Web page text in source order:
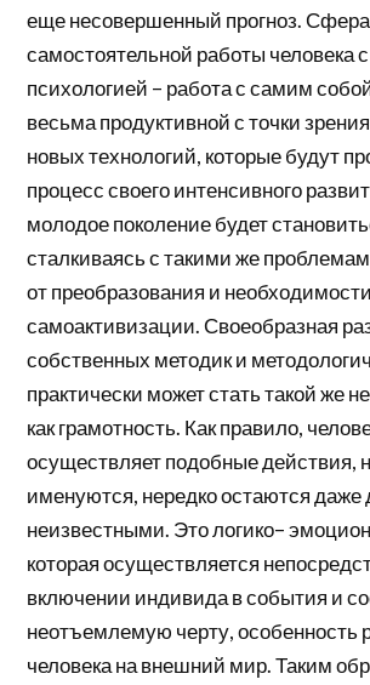
еще несовершенный прогноз. Сфера
самостоятельной работы человека
психологией – работа с самим
весьма продуктивной с точки
новых технологий, которые будут
процесс своего интенсивного
молодое поколение будет
сталкиваясь с такими же
от преобразования и необходимости
самоактивизации. Своеобразная
собственных методик и
практически может стать такой же
как грамотность. Как правило,
осуществляет подобные действия,
именуются, нередко остаются даже
неизвестными. Это логико–
которая осуществляется
включении индивида в события и
неотъемлемую черту, особенность
человека на внешний мир. Таким